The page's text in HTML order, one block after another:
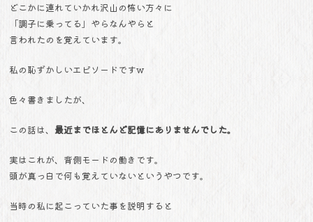
どこかに連れていかれ沢山の怖い方々に
「調子に乗ってる」やらなんやらと
言われたのを覚えています。
私の恥ずかしいエピソードですw
色々書きましたが、
この話は、 最近までほとんど記憶にありませんでした。
実はこれが、背側モードの働きです。
頭が真っ白で何も覚えていないというやつです。
当時の私に起こっていた事を説明すると